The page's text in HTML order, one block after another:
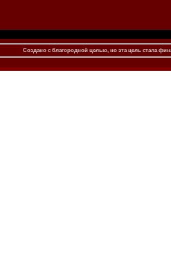
Создано c благородной целью, но эта цель стала